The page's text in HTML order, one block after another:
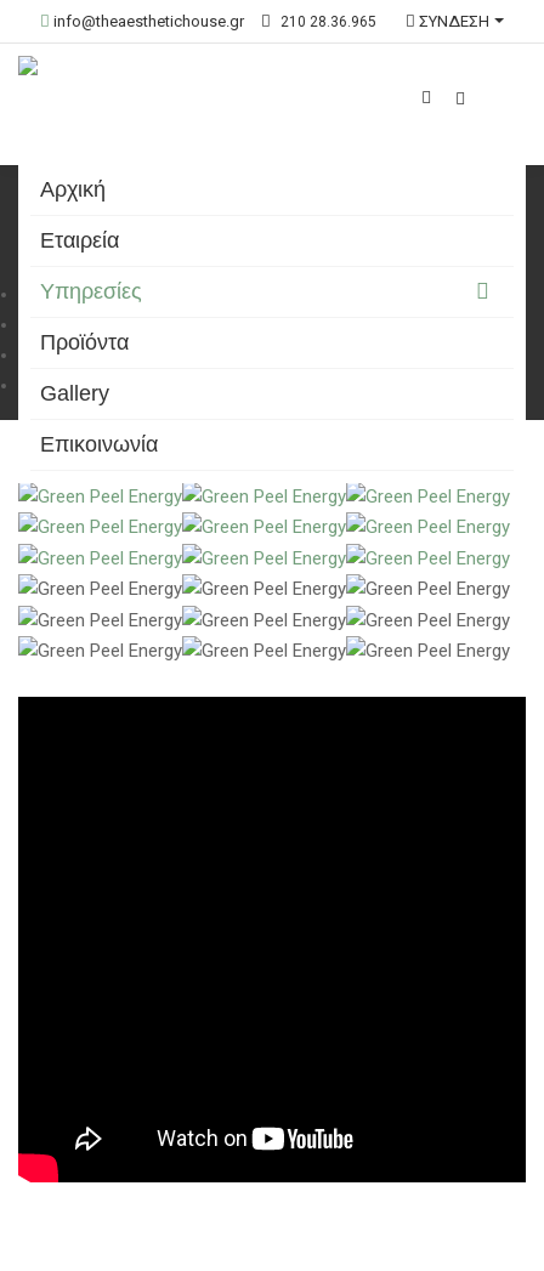
info@theaesthetichouse.gr 210 28.36.965 ΣΥΝΔΕΣΗ
Αρχική
Εταιρεία
Υπηρεσίες
Προϊόντα
Gallery
Επικοινωνία
Φυτικό Peeling Green Peel
Αρχική
Face Lab
Φυτικό Peeling Green Peel